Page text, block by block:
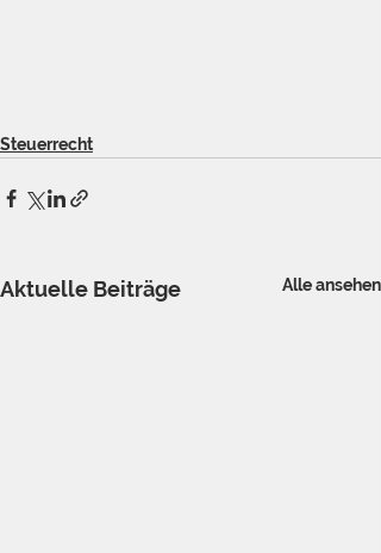
Steuerrecht
Aktuelle Beiträge Alle ansehen